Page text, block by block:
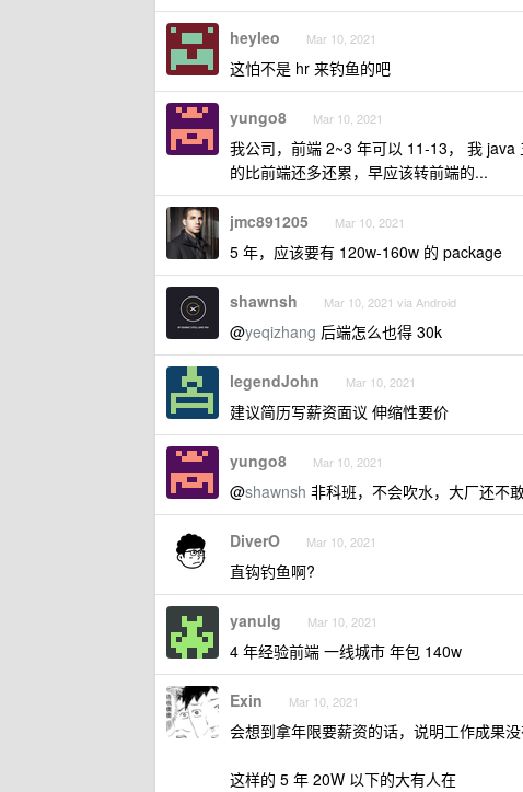
heyleo Mar 10, 2021
这怕不是 hr 来钓鱼的吧
yungo8 Mar 10, 2021
我公司，前端 2~3 年可以 11-13， 我
的比前端还多还累，早应该转前端的...
jmc891205 Mar 10, 2021
5 年，应该要有 120w-160w 的 package
shawnsh Mar 10, 2021 via Android
@yeqizhang 后端怎么也得 30k
legendJohn Mar 10, 2021
建议简历写薪资面议 伸缩性要价
yungo8 Mar 10, 2021
@shawnsh 非科班，不会吹水，大厂还不
DiverO Mar 10, 2021
直钩钓鱼啊?
yanulg Mar 10, 2021
4 年经验前端 一线城市 年包 140w
Exin Mar 10, 2021
会想到拿年限要薪资的话，说明工作成果
这样的 5 年 20W 以下的大有人在